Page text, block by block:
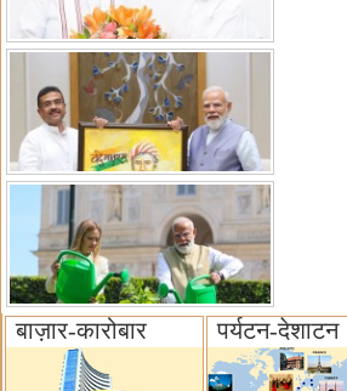
बाज़ार-कारोबार पर्यटन-देशाटन